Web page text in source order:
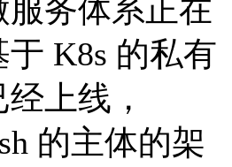
务体系正在
K8s 的私有
上线，
的主体的架